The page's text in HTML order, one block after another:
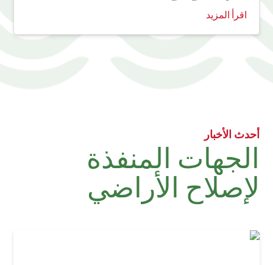
اقرأ المزيد
أحدث الأخبار
الجهات المنفذة
لإصلاح الأراضي